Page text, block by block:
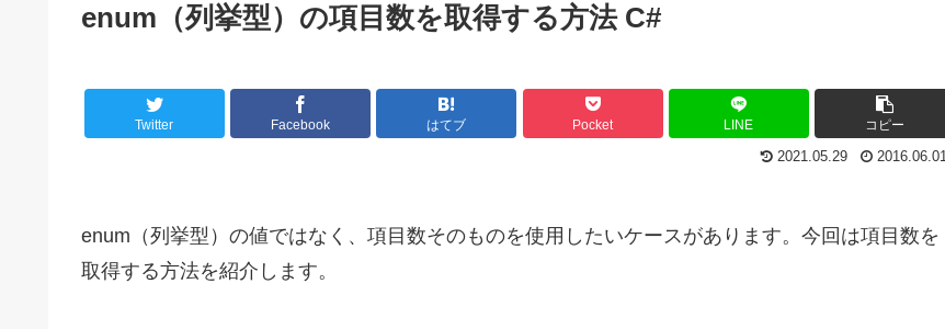
enum（列挙型）の項目数を取得する方法 C#
Twitter Facebook はてブ Pocket LINE コピー
2021.05.29 2016.06.01
enum（列挙型）の値ではなく、項目数そのものを使用したいケースがあります。今回は項目数を
取得する方法を紹介します。